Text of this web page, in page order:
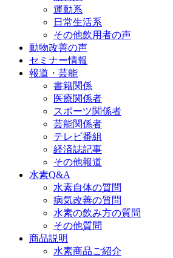
運動系
日常生活系
その他飲用者の声
動物改善の声
セミナー情報
報道・芸能
書籍関係
医療関係者
スポーツ関係者
芸能関係者
テレビ番組
経済誌記事
その他報道
水素Q&A
水素自体の質問
病気改善の質問
水素の飲み方の質問
その他質問
商品説明
水素商品ご紹介